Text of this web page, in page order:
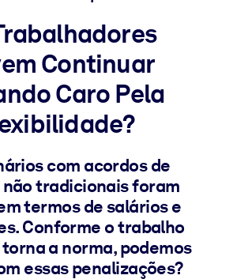
verificado e conciso para seu LMS/LXP para
mais sólidos.
corporativa com conhecimento de
e pronto para uso.
IA
de IA com conhecimento confiável e
os resultados.
Continuar
Caro Pela
com acordos de
tradicionais foram
termos de salários e
Conforme o trabalho
a norma, podemos
essas penalizações?